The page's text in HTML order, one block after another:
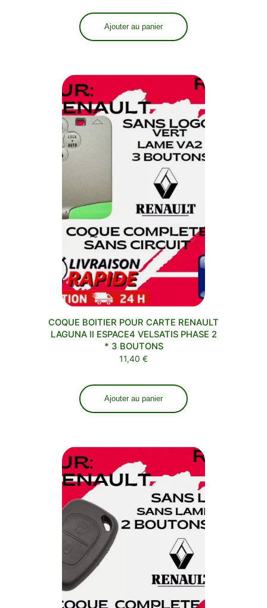
Ajouter au panier
COQUE BOITIER POUR CARTE RENAULT
LAGUNA II ESPACE4 VELSATIS PHASE 2
* 3 BOUTONS
11,40 €
Ajouter au panier